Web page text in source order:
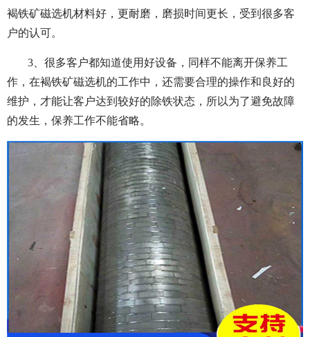
褐铁矿磁选机材料好，更耐磨，磨损时间更长，受到很多客
户的认可。
3、很多客户都知道使用好设备，同样不能离开保养工
作，在褐铁矿磁选机的工作中，还需要合理的操作和良好的
维护，才能让客户达到较好的除铁状态，所以为了避免故障
的发生，保养工作不能省略。